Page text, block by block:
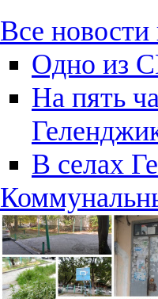
Все новости
Одно из
На пять
В селах